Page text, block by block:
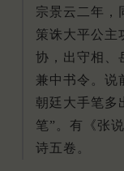
宗景云二年，
策诛大平公主
协，出守相、
兼中书令。 说
朝廷大手笔多
笔”。 有《张
诗五卷。